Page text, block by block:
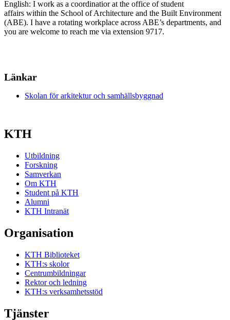
English: I work as a coordinatior at the office of student
affairs within the School of Architecture and the Built Environment
(ABE). I have a rotating workplace across ABE’s departments, and
you are welcome to reach me via extension 9717.
Länkar
Skolan för arkitektur och samhällsbyggnad
KTH
Utbildning
Forskning
Samverkan
Om KTH
Student på KTH
Alumni
KTH Intranät
Organisation
KTH Biblioteket
KTH:s skolor
Centrumbildningar
Rektor och ledning
KTH:s verksamhetsstöd
Tjänster